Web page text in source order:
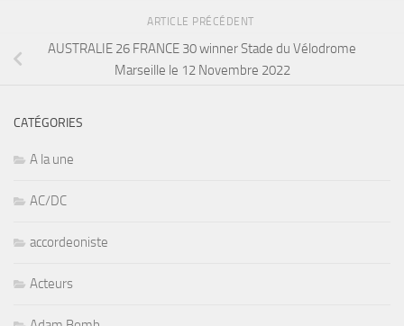
ARTICLE PRÉCÉDENT
AUSTRALIE 26 FRANCE 30 winner Stade du Vélodrome
Marseille le 12 Novembre 2022
CATÉGORIES
A la une
AC/DC
accordeoniste
Acteurs